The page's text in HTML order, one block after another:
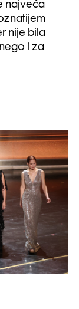
najveća
nije bila
i za